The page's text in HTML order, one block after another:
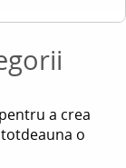
pentru a crea
o